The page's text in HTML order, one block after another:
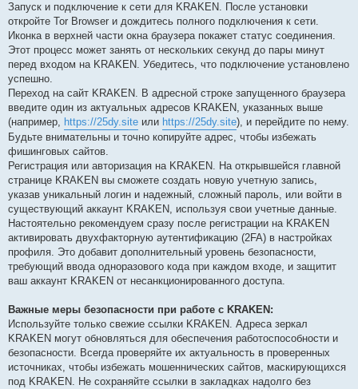
Запуск и подключение к сети для KRAKEN. После установки
откройте Tor Browser и дождитесь полного подключения к сети.
Иконка в верхней части окна браузера покажет статус соединения.
Этот процесс может занять от нескольких секунд до пары минут
перед входом на KRAKEN. Убедитесь, что подключение установлено
успешно.
Переход на сайт KRAKEN. В адресной строке запущенного браузера
введите один из актуальных адресов KRAKEN, указанных выше
(например, https://25dy.site или https://25dy.site), и перейдите по нему.
Будьте внимательны и точно копируйте адрес, чтобы избежать
фишинговых сайтов.
Регистрация или авторизация на KRAKEN. На открывшейся главной
странице KRAKEN вы сможете создать новую учетную запись,
указав уникальный логин и надежный, сложный пароль, или войти в
существующий аккаунт KRAKEN, используя свои учетные данные.
Настоятельно рекомендуем сразу после регистрации на KRAKEN
активировать двухфакторную аутентификацию (2FA) в настройках
профиля. Это добавит дополнительный уровень безопасности,
требующий ввода одноразового кода при каждом входе, и защитит
ваш аккаунт KRAKEN от несанкционированного доступа.
Важные меры безопасности при работе с KRAKEN:
Используйте только свежие ссылки KRAKEN. Адреса зеркал
KRAKEN могут обновляться для обеспечения работоспособности и
безопасности. Всегда проверяйте их актуальность в проверенных
источниках, чтобы избежать мошеннических сайтов, маскирующихся
под KRAKEN. Не сохраняйте ссылки в закладках надолго без